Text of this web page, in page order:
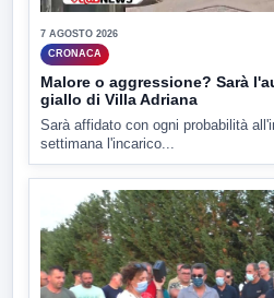
7 AGOSTO 2026
CRONACA
Malore o aggressione? Sarà
giallo di Villa Adriana
Sarà affidato con ogni probabilità
settimana l'incarico...